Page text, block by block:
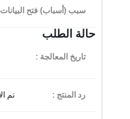
سبب (أسباب) فتح
حالة الطلب
تاريخ المعالجة :
رد المنتج : تم